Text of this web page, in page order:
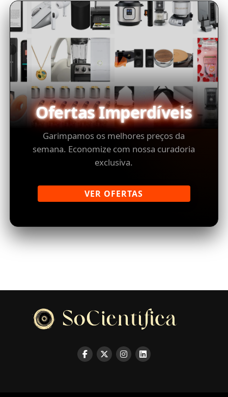
Ofertas Imperdíveis
Garimpamos os melhores preços da
semana. Economize com nossa curadoria
exclusiva.
VER OFERTAS